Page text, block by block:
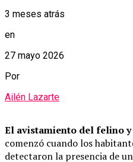
3 meses atrás
en
27 mayo 2026
Por
Ailén Lazarte
El avistamiento del felino
comenzó cuando los
detectaron la presencia de